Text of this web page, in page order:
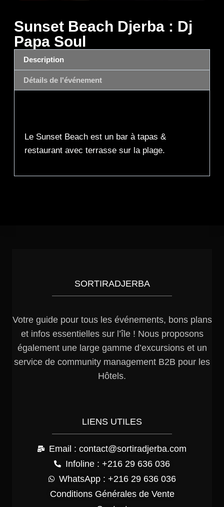
Sunset Beach Djerba : Dj
Papa Soul
Description
Détails de l'événement
Le Sunset Beach est un bar à tapas &
restaurant avec terrasse sur la plage.
SORTIRADJERBA
Votre guide pour tous les événements, bons plans
et infos essentielles sur l’île ! Nous proposons
également une large gamme d’excursions et un
service de community management B2B pour les
Hôtels.
LIENS UTILES
Email : contact@sortiradjerba.com
Infoline : +216 29 636 036
WhatsApp : +216 29 636 036
Conditions Générales de Vente